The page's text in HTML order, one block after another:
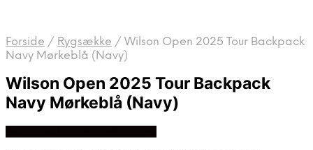
Forside / Rygsække / Wilson Open 2025 Tour Backpack
Navy Mørkeblå (Navy)
Wilson Open 2025 Tour Backpack
Navy Mørkeblå (Navy)